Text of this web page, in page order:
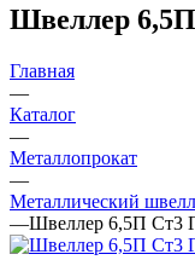
Швеллер
Главная
—
Каталог
—
Металлопрокат
—
Металлический
—Швеллер 6,5П Ст3